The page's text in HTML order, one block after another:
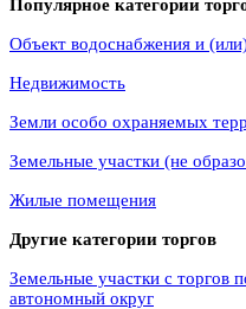
Популярное категории
Объект водоснабжения и
Недвижимость
Земли особо охраняемых
Земельные участки (не
Жилые помещения
Другие категории торгов
Земельные участки с торгов
автономный округ